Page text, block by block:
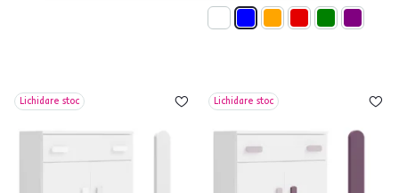
Lichidare stoc Lichidare stoc